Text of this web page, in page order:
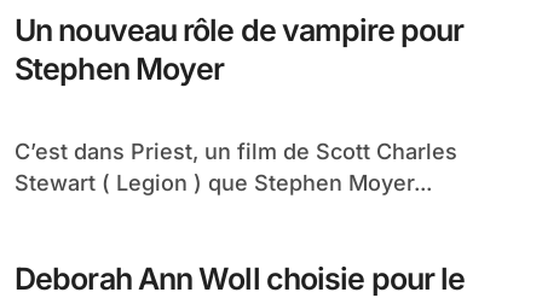
Un nouveau rôle de vampire pour
Stephen Moyer
C’est dans Priest, un film de Scott Charles
Stewart ( Legion ) que Stephen Moyer...
Deborah Ann Woll choisie pour le